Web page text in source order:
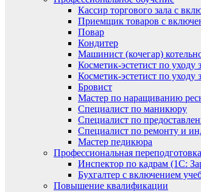
Кассир торгового зала с
Приемщик товаров с
Повар
Кондитер
Машинист (кочегар)
Косметик-эстетист по уходу
Косметик-эстетист по уходу
Бровист
Мастер по наращиванию
Специалист по маникюру
Специалист по
Специалист по ремонту и
Мастер педикюра
Профессиональная переподготовка
Инспектор по кадрам (1С:
Бухгалтер с включением
Повышение квалификации